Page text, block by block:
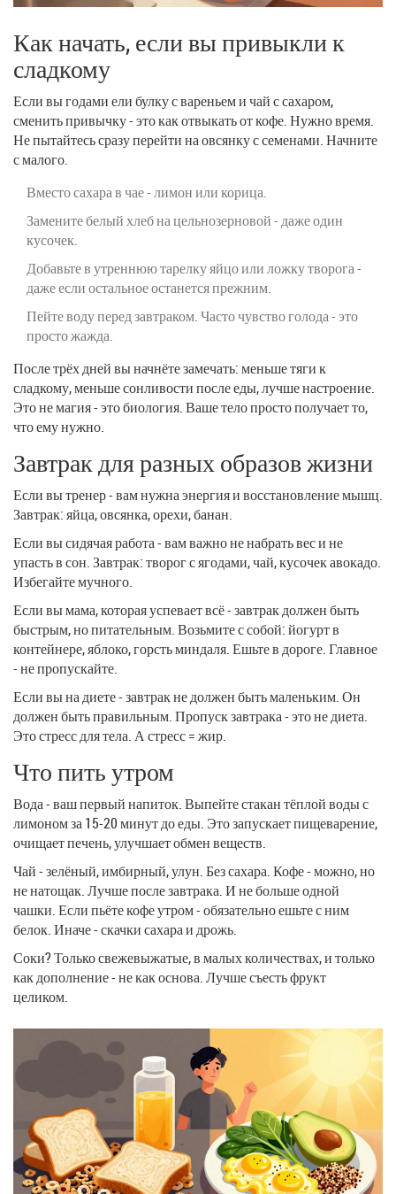
Как начать, если вы привыкли к
сладкому
Если вы годами ели булку с вареньем и чай с сахаром,
сменить привычку - это как отвыкать от кофе. Нужно время.
Не пытайтесь сразу перейти на овсянку с семенами. Начните
с малого.
Вместо сахара в чае - лимон или корица.
Замените белый хлеб на цельнозерновой - даже один
кусочек.
Добавьте в утреннюю тарелку яйцо или ложку творога -
даже если остальное останется прежним.
Пейте воду перед завтраком. Часто чувство голода - это
просто жажда.
После трёх дней вы начнёте замечать: меньше тяги к
сладкому, меньше сонливости после еды, лучше настроение.
Это не магия - это биология. Ваше тело просто получает то,
что ему нужно.
Завтрак для разных образов жизни
Если вы тренер - вам нужна энергия и восстановление мышц.
Завтрак: яйца, овсянка, орехи, банан.
Если вы сидячая работа - вам важно не набрать вес и не
упасть в сон. Завтрак: творог с ягодами, чай, кусочек авокадо.
Избегайте мучного.
Если вы мама, которая успевает всё - завтрак должен быть
быстрым, но питательным. Возьмите с собой: йогурт в
контейнере, яблоко, горсть миндаля. Ешьте в дороге. Главное
- не пропускайте.
Если вы на диете - завтрак не должен быть маленьким. Он
должен быть правильным. Пропуск завтрака - это не диета.
Это стресс для тела. А стресс = жир.
Что пить утром
Вода - ваш первый напиток. Выпейте стакан тёплой воды с
лимоном за 15-20 минут до еды. Это запускает пищеварение,
очищает печень, улучшает обмен веществ.
Чай - зелёный, имбирный, улун. Без сахара. Кофе - можно, но
не натощак. Лучше после завтрака. И не больше одной
чашки. Если пьёте кофе утром - обязательно ешьте с ним
белок. Иначе - скачки сахара и дрожь.
Соки? Только свежевыжатые, в малых количествах, и только
как дополнение - не как основа. Лучше съесть фрукт
целиком.